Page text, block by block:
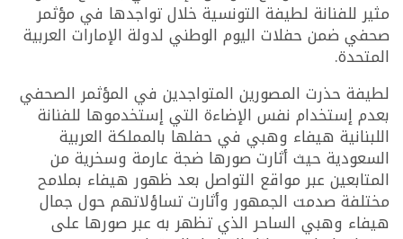
مثير للفنانة لطيفة التونسية خلال تواجدها في مؤثمر
صحفي ضمن حفلات اليوم الوطني لدولة الإمارات العربية
المتحدة.
لطيفة حذرت المصورين المتواجدين في المؤثمر الصحفي
بعدم إستخدام نفس الإضاءة التي إستخدموها للفنانة
اللبنانية هيفاء وهبي في حفلها بالمملكة العربية
السعودية حيث أثارت صورها ضجة عارمة وسخرية من
المتابعين عبر مواقع التواصل بعد ظهور هيفاء بملامح
مختلفة صدمت الجمهور وأثارت تساؤلاتهم حول جمال
هيفاء وهبي الساحر الذي تظهر به عبر صورها على